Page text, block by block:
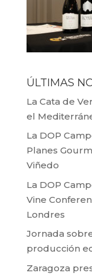
ÚLTIMAS
La Cata de
el
La DOP
Planes
Viñedo
La DOP
Vine
Londres
Jornada
producción
Zaragoza